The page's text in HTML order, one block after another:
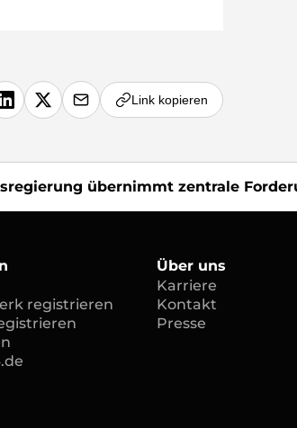
Link kopieren
übernimmt zentrale
registrieren
Über uns
Karriere
Kontakt
Presse